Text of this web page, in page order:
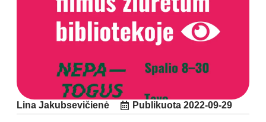
Lina Jakubsevičienė Publikuota 2022-09-29